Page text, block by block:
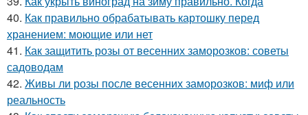
40. Как правильно обрабатывать картошку перед
хранением: моющие или нет
41. Как защитить розы от весенних заморозков: советы
садоводам
42. Живы ли розы после весенних заморозков: миф или
реальность